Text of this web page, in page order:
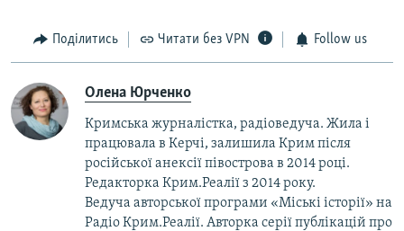
Поділитись Читати без VPN Follow us
Олена Юрченко
Кримська журналістка, радіоведуча. Жила і
працювала в Керчі, залишила Крим після
російської анексії півострова в 2014 році.
Редакторка Крим.Реалії з 2014 року.
Ведуча авторської програми «Міські історії» на
Радіо Крим.Реалії. Авторка серії публікацій про